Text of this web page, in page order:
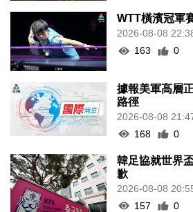
WTT橫濱冠軍
2026-08-08
163
0
據報美軍高層
路徑
2026-08-08
168
0
韓足協就世界
歉
2026-08-08
157
0